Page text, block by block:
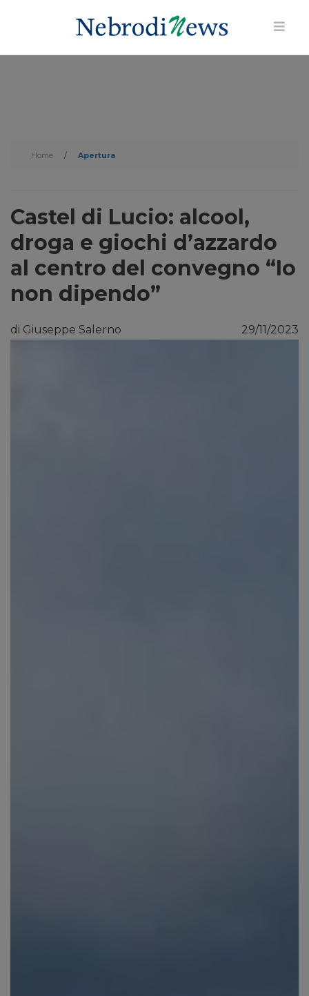
Home / Apertura
Castel di Lucio: alcool,
droga e giochi d’azzardo
al centro del convegno “Io
non dipendo”
di Giuseppe Salerno 29/11/2023